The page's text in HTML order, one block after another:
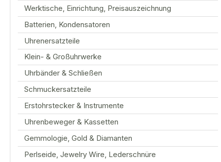
Werktische, Einrichtung, Preisauszeichnung
Batterien, Kondensatoren
Uhrenersatzteile
Klein- & Großuhrwerke
Uhrbänder & Schließen
Schmuckersatzteile
Erstohrstecker & Instrumente
Uhrenbeweger & Kassetten
Gemmologie, Gold & Diamanten
Perlseide, Jewelry Wire, Lederschnüre